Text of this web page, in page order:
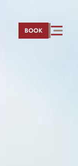
BOOK